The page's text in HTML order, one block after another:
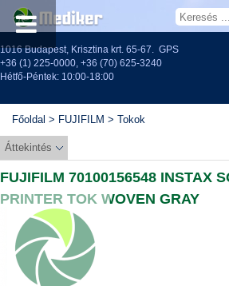
1016 Budapest, Krisztina krt. 65-67. GPS
+36 (1) 225-0000, +36 (70) 625-3240
Hétfő-Péntek: 10:00-18:00
Főoldal > FUJIFILM > Tokok
Áttekintés
FUJIFILM 70100156548 INSTAX
PRINTER TOK WOVEN GRAY